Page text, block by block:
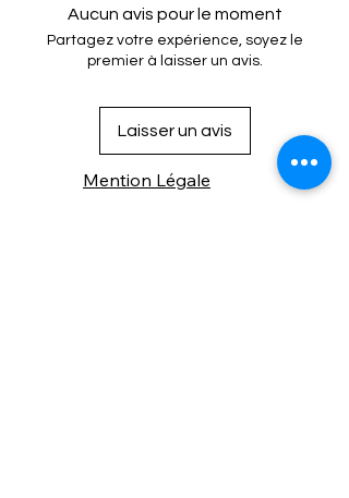
Aucun avis pour le moment
Partagez votre expérience, soyez le
premier à laisser un avis.
Laisser un avis
Mention Légale